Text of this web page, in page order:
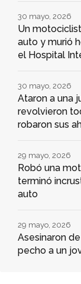
Un
auto y murió
el Hospital
30 mayo, 2026
Ataron a una
revolvieron
robaron sus
30 mayo, 2026
Robó una
terminó
auto
29 mayo, 2026
Asesinaron
pecho a un
29 mayo, 2026